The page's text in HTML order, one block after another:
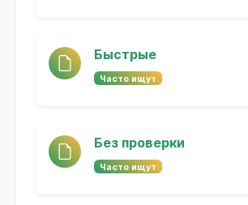
Быстрые
Часто ищут
Без проверки
Часто ищут